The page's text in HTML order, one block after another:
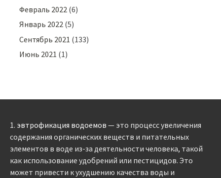
Февраль 2022 (6)
Январь 2022 (5)
Сентябрь 2021 (133)
Июнь 2021 (1)
1. эвтрофикация водоемов — это процесс увеличения
содержания органических веществ и питательных
элементов в воде из-за деятельности человека, такой
как использование удобрений или пестицидов. Это
может привести к ухудшению качества воды и